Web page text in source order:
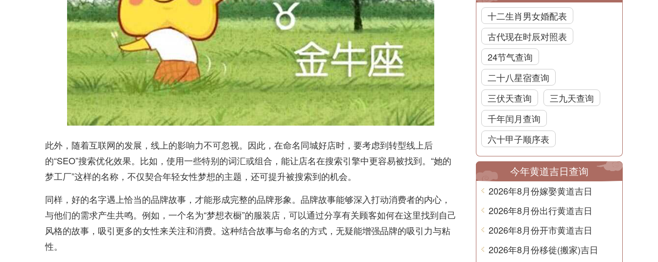
此外，随着互联网的发展，线上的影响力不可忽视。因此，在命名同城好店时，要考虑到转型线上后
的“SEO”搜索优化效果。比如，使用一些特别的词汇或组合，能让店名在搜索引擎中更容易被找到。“她的
梦工厂”这样的名称，不仅契合年轻女性梦想的主题，还可提升被搜索到的机会。
同样，好的名字遇上恰当的品牌故事，才能形成完整的品牌形象。品牌故事能够深入打动消费者的内心，
与他们的需求产生共鸣。例如，一个名为“梦想衣橱”的服装店，可以通过分享有关顾客如何在这里找到自己
风格的故事，吸引更多的女性来关注和消费。这种结合故事与命名的方式，无疑能增强品牌的吸引力与粘
性。
十二生肖男女婚配表
古代现在时辰对照表
24节气查询
二十八星宿查询
三伏天查询
三九天查询
千年闰月查询
六十甲子顺序表
今年黄道吉日查询
2026年8月份嫁娶黄道吉日
2026年8月份出行黄道吉日
2026年8月份开市黄道吉日
2026年8月份移徙(搬家)吉日